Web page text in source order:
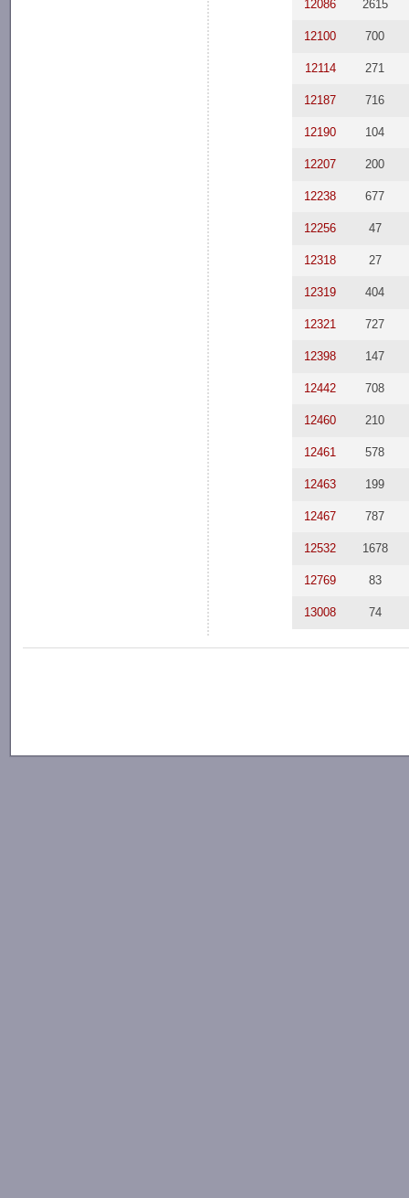
12086 2615
12100 700
12114 271
12187 716
12190 104
12207 200
12238 677
12256 47
12318 27
12319 404
12321 727
12398 147
12442 708
12460 210
12461 578
12463 199
12467 787
12532 1678
12769 83
13008 74